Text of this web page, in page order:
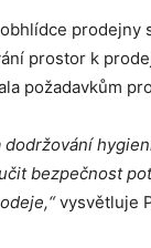
prodejny
prostor k
požadavkům
dodržování
bezpečnost
vysvětluje